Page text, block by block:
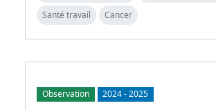
Santé travail
Cancer
Observation 2024-2025